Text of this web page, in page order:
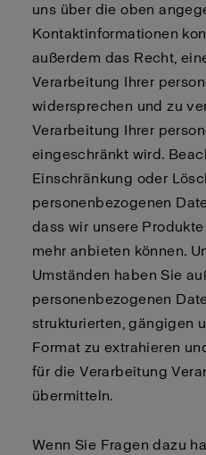
uns über die oben
Kontaktinformationen
außerdem das Recht,
Verarbeitung Ihrer
widersprechen und zu
Verarbeitung Ihrer
eingeschränkt wird.
Einschränkung oder
personenbezogenen
dass wir unsere
mehr anbieten können.
Umständen haben Sie
personenbezogenen
strukturierten, gängigen
Format zu extrahieren
für die Verarbeitung
übermitteln.
Wenn Sie Fragen dazu